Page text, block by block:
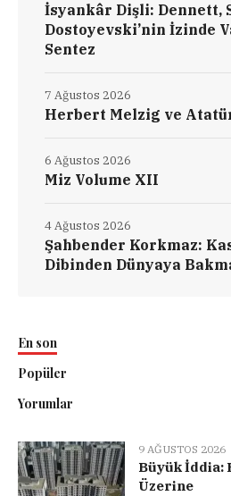
İsyankâr Dişli: Dennett,
Dostoyevski’nin İzinde
Sentez
Herbert Melzig ve
7 Ağustos 2026
Miz Volume XII
6 Ağustos 2026
Şahbender Korkmaz:
Dibinden Dünyaya
4 Ağustos 2026
En son
Popüler
Yorumlar
9 AĞUSTOS 2026
Büyük İddia:
Üzerine